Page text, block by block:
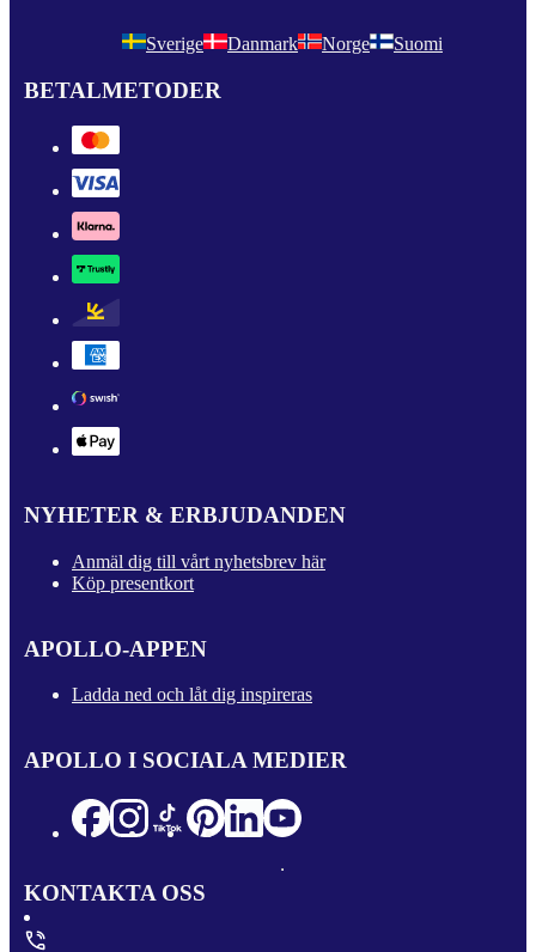
Sverige Danmark Norge Suomi
BETALMETODER
NYHETER & ERBJUDANDEN
Anmäl dig till vårt nyhetsbrev här
Köp presentkort
APOLLO-APPEN
Ladda ned och låt dig inspireras
APOLLO I SOCIALA MEDIER
KONTAKTA OSS